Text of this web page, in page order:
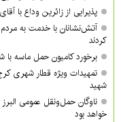
پذیرایی از زائرین وداع با
آتش‌نشانان با خدمت به
کردند
برخورد کامیون حمل ماسه
تمهیدات ویژه قطار شهری
شهید
خواهد بود